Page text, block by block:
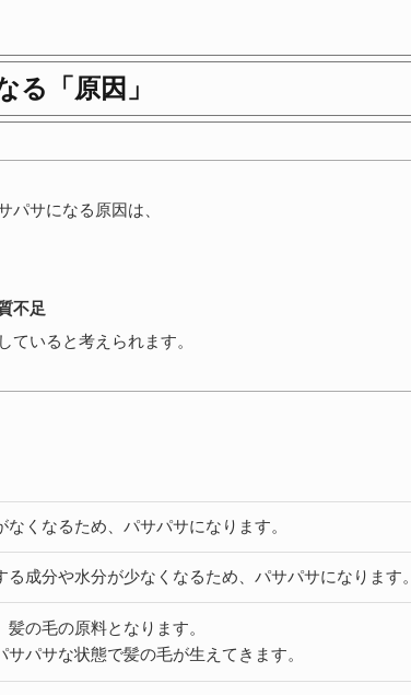
る「原因」
パサになる原因は、
不足
ていると考えられます。
なくなるため、パサパサになります。
る成分や水分が少なくなるため、パサパサになります。
髪の毛の原料となります。
サパサな状態で髪の毛が生えてきます。